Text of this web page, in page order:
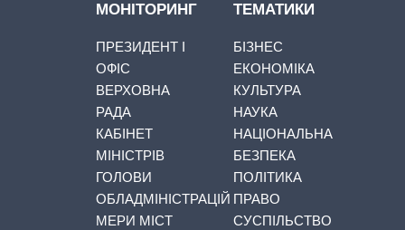
МОНІТОРИНГ
ПРЕЗИДЕНТ І
ОФІС
ВЕРХОВНА
РАДА
КАБІНЕТ
МІНІСТРІВ
ГОЛОВИ
ОБЛАДМІНІСТРАЦІЙ
МЕРИ МІСТ
ТЕМАТИКИ
БІЗНЕС
ЕКОНОМІКА
КУЛЬТУРА
НАУКА
НАЦІОНАЛЬНА
БЕЗПЕКА
ПОЛІТИКА
ПРАВО
СУСПІЛЬСТВО